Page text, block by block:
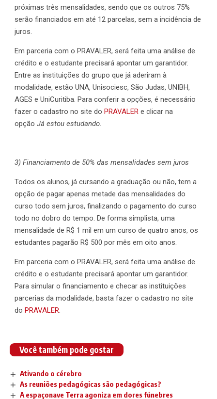
próximas três mensalidades, sendo que os outros 75%
serão financiados em até 12 parcelas, sem a incidência de
juros.
Em parceria com o PRAVALER, será feita uma análise de
crédito e o estudante precisará apontar um garantidor.
Entre as instituições do grupo que já aderiram à
modalidade, estão UNA, Unisociesc, São Judas, UNIBH,
AGES e UniCuritiba. Para conferir a opções, é necessário
fazer o cadastro no site do PRAVALER e clicar na
opção Já estou estudando.
3) Financiamento de 50% das mensalidades sem juros
Todos os alunos, já cursando a graduação ou não, tem a
opção de pagar apenas metade das mensalidades do
curso todo sem juros, finalizando o pagamento do curso
todo no dobro do tempo. De forma simplista, uma
mensalidade de R$ 1 mil em um curso de quatro anos, os
estudantes pagarão R$ 500 por mês em oito anos.
Em parceria com o PRAVALER, será feita uma análise de
crédito e o estudante precisará apontar um garantidor.
Para simular o financiamento e checar as instituições
parcerias da modalidade, basta fazer o cadastro no site
do PRAVALER.
Você também pode gostar
Ativando o cérebro
As reuniões pedagógicas são pedagógicas?
A espaçonave Terra agoniza em dores fúnebres